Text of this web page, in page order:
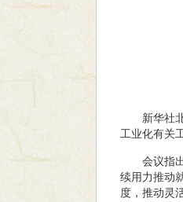
新华社
工业化有关
会议指
续用力推动
度，推动灵